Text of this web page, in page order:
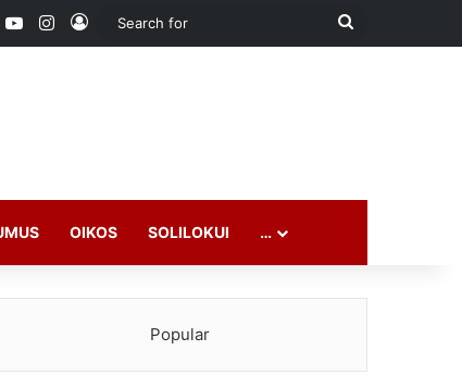
YouTubeInstagram
Log In
Search
OIKOS SOLILOKUI …
Popular